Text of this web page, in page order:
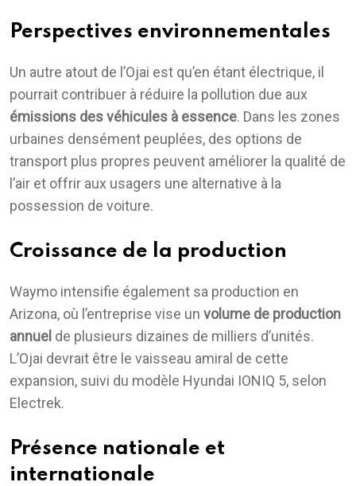
Perspectives environnementales
Un autre atout de l’Ojai est qu’en étant électrique, il
pourrait contribuer à réduire la pollution due aux
émissions des véhicules à essence. Dans les zones
urbaines densément peuplées, des options de
transport plus propres peuvent améliorer la qualité de
l’air et offrir aux usagers une alternative à la
possession de voiture.
Croissance de la production
Waymo intensifie également sa production en
Arizona, où l’entreprise vise un volume de production
annuel de plusieurs dizaines de milliers d’unités.
L’Ojai devrait être le vaisseau amiral de cette
expansion, suivi du modèle Hyundai IONIQ 5, selon
Electrek.
Présence nationale et
internationale